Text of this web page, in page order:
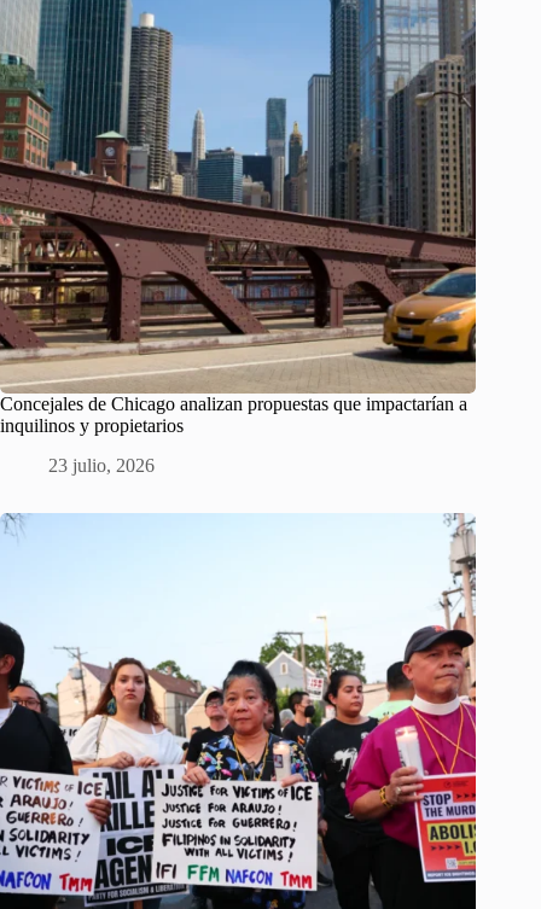
Concejales de Chicago analizan propuestas que impactarían a
inquilinos y propietarios
23 julio, 2026